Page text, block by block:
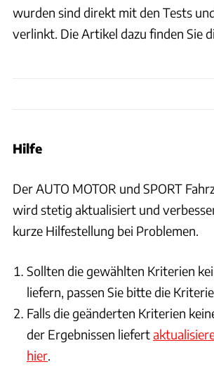
wurden sind direkt mit den Tests
verlinkt. Die Artikel dazu finden Sie
Hilfe
Der AUTO MOTOR und SPORT
wird stetig aktualisiert und
kurze Hilfestellung bei Problemen.
Sollten die gewählten Kriterien
liefern, passen Sie bitte die
Falls die geänderten Kriterien
der Ergebnissen liefert
hier.